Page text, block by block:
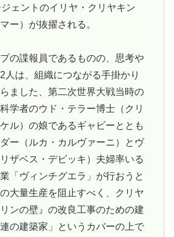
ェントのイリヤ・クリヤキン
ー）が抜擢される。
の諜報員であるものの、思考や
人は、組織につながる手掛かり
ました、第二次世界大戦当時の
学者のウド・テラー博士（クリ
ル）の娘であるギャビーととも
ー（ルカ・カルヴァーニ）とヴ
ザベス・デビッキ）夫婦率いる
「ヴィンチグエラ」が行おうと
大量生産を阻止すべく、クリヤ
ンの壁』の改良工事のための建
の建築家」というカバーの上で